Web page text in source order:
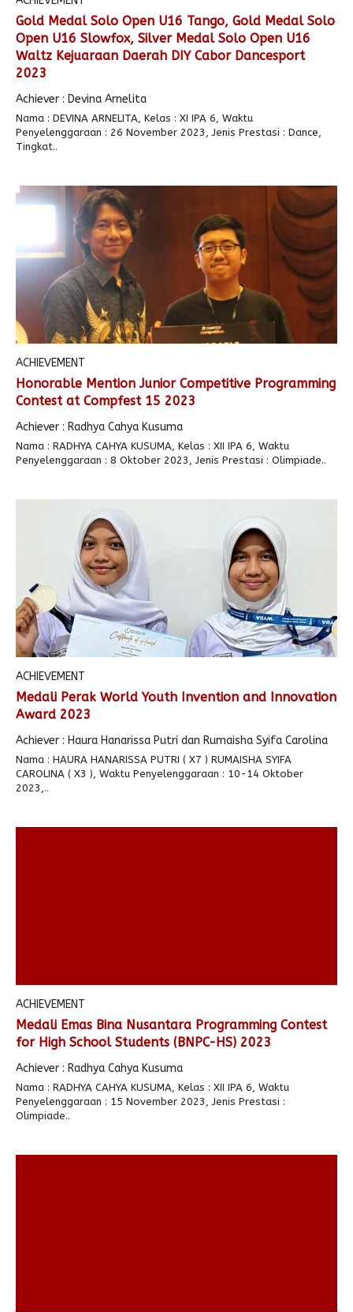
Antologi Puisi 1
Antologi Puisi 2
Antologi Puisi 4
Antologi Cerpen B.Inggris
Kegiatan Kemitraan
Penbes 2026
Alumni
Gold Medal Solo Open U16 Tango, Gold Medal Solo
Open U16 Slowfox, Silver Medal Solo Open U16
Waltz Kejuaraan Daerah DIY Cabor Dancesport
2023
Achiever : Devina Arnelita
Nama : DEVINA ARNELITA, Kelas : XI IPA 6, Waktu
Penyelenggaraan : 26 November 2023, Jenis Prestasi : Dance,
Tingkat..
ACHIEVEMENT
Honorable Mention Junior Competitive Programming
Contest at Compfest 15 2023
Achiever : Radhya Cahya Kusuma
Nama : RADHYA CAHYA KUSUMA, Kelas : XII IPA 6, Waktu
Penyelenggaraan : 8 Oktober 2023, Jenis Prestasi : Olimpiade..
ACHIEVEMENT
Medali Perak World Youth Invention and Innovation
Award 2023
Achiever : Haura Hanarissa Putri dan Rumaisha Syifa Carolina
Nama : HAURA HANARISSA PUTRI ( X7 ) RUMAISHA SYIFA
CAROLINA ( X3 ), Waktu Penyelenggaraan : 10-14 Oktober
2023,..
ACHIEVEMENT
Medali Emas Bina Nusantara Programming Contest
for High School Students (BNPC-HS) 2023
Achiever : Radhya Cahya Kusuma
Nama : RADHYA CAHYA KUSUMA, Kelas : XII IPA 6, Waktu
Penyelenggaraan : 15 November 2023, Jenis Prestasi :
Olimpiade..